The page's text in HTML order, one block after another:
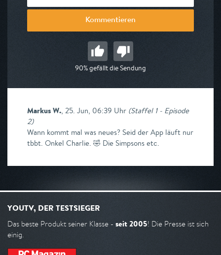
Kommentieren
90% gefällt die Sendung
Markus W., 25. Jun, 06:39 Uhr (Staffel 1 - Episode
2)
Wann kommt mal was neues? Seid der App läuft nur
tbbt. Onkel Charlie. 🤣 Die Simpsons etc.
YOUTV, DER TESTSIEGER
Das beste Produkt seiner Klasse - seit 2005! Die Presse ist sich
einig.